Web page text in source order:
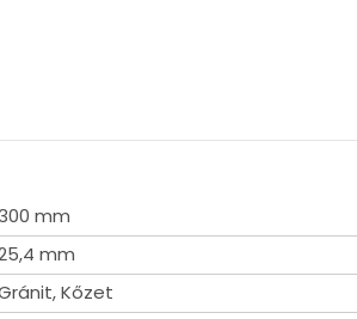
mm
mm
Kőzet